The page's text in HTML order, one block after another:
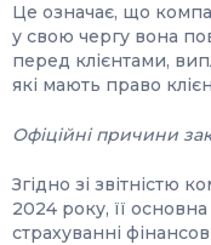
Це означає, що
у свою чергу вона
перед клієнтами,
які мають право
Офіційні причини
Згідно зі звітністю
2024 року, її
страхуванні